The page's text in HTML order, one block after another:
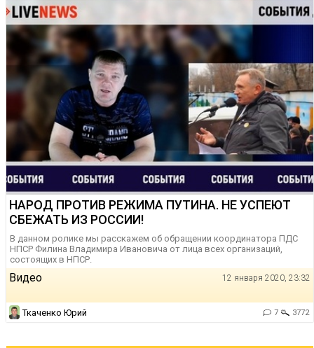
НАРОД ПРОТИВ РЕЖИМА ПУТИНА. НЕ УСПЕЮТ
СБЕЖАТЬ ИЗ РОССИИ!
В данном ролике мы расскажем об обращении координатора ПДС
НПСР Филина Владимира Ивановича от лица всех организаций,
состоящих в НПСР.
Видео 12 января 2020, 23:32
Ткаченко Юрий 7 3772